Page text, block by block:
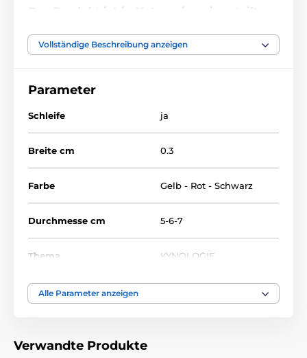
Das Produkt ist in Kategorien eingeteilt
Kynologie Medaillen
Vollständige Beschreibung anzeigen
Parameter
Schleife ja
Breite cm 0.3
Farbe Gelb - Rot - Schwarz
Durchmesse cm 5-6-7
Thema KYNOLOGIE
Auszeichnungstyp
Alle Parameter anzeigen
Verwandte Produkte